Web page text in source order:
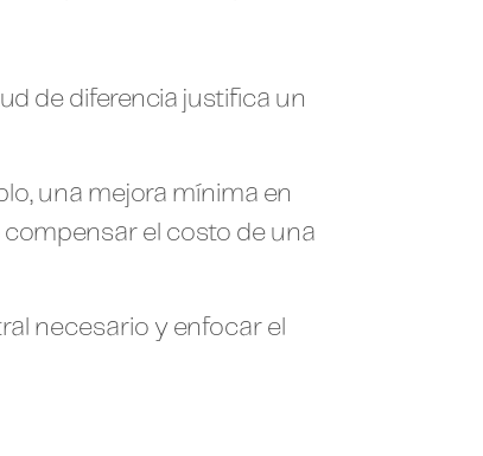
de diferencia justifica un
una mejora mínima en
el costo de una
necesario y enfocar el